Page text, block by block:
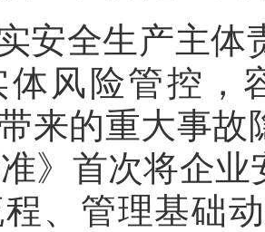
安全生产主体
体风险管控，
来的重大事
》首次将企
、管理基础